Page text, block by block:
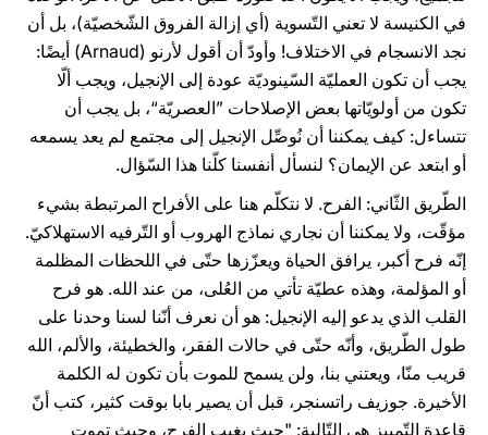
في الكنيسة لا تعني التّسوية (أي إزالة الفروق الشّخصيّة)، بل أن
نجد الانسجام في الاختلاف! وأودّ أن أقول لأرنو (Arnaud) أيضًا:
يجب أن تكون العمليّة السّينوديّة عودة إلى الإنجيل، ويجب ألّا
تكون من أولويّاتها بعض الإصلاحات ”العصريّة“، بل يجب أن
تتساءل: كيف يمكننا أن نُوصِّل الإنجيل إلى مجتمع لم يعد يسمعه
أو ابتعد عن الإيمان؟ لنسأل أنفسنا كلّنا هذا السّؤال.
الطّريق الثّاني: الفرح. لا نتكلّم هنا على الأفراح المرتبطة بشيء
مؤقّت، ولا يمكننا أن نجاري نماذج الهروب أو التّرفيه الاستهلاكيّ.
إنّه فرح أكبر، يرافق الحياة ويعزّزها حتّى في اللحظات المظلمة
أو المؤلمة، وهذه عطيّة تأتي من العُلى، من عند الله. هو فرح
القلب الذي يدعو إليه الإنجيل: هو أن نعرف أنّنا لسنا وحدنا على
طول الطّريق، وأنّه حتّى في حالات الفقر، والخطيئة، والألم، الله
قريب منّا، ويعتني بنا، ولن يسمح للموت بأن تكون له الكلمة
الأخيرة. جوزيف راتسنجر، قبل أن يصير بابا بوقت كثير، كتب أنّ
قاعدة التّمييز هي التّالية: "حيث يغيب الفرح، وحيث تموت